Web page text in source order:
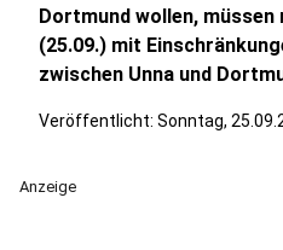
Dortmund wollen,
(25.09.) mit
zwischen Unna und
Veröffentlicht: Sonntag,
Anzeige